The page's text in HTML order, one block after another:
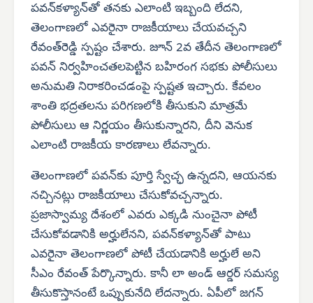
పవన్‌కళ్యాన్‌తో తనకు ఎలాంటి ఇబ్బంది లేదని,
తెలంగాణలో ఎవరైనా రాజకీయాలు చేయవచ్చని
రేవంత్‌రెడ్డి స్పష్టం చేశారు. జూన్ 2వ తేదీన తెలంగాణలో
పవన్ నిర్వహించతలపెట్టిన బహిరంగ సభకు పోలీసులు
అనుమతి నిరాకరించడంపై స్పష్టత ఇచ్చారు. కేవలం
శాంతి భద్రతలను పరిగణలోకి తీసుకుని మాత్రమే
పోలీసులు ఆ నిర్ణయం తీసుకున్నారని, దీని వెనుక
ఎలాంటి రాజకీయ కారణాలు లేవన్నారు.
తెలంగాణలో పవన్‌కు పూర్తి స్వేచ్ఛ ఉన్నదని, ఆయనకు
నచ్చినట్లు రాజకీయాలు చేసుకోవచ్చన్నారు.
ప్రజాస్వామ్య దేశంలో ఎవరు ఎక్కడి నుంచైనా పోటీ
చేసుకోవడానికి అర్హులేనని, పవన్‌కళ్యాన్‌తో పాటు
ఎవరైనా తెలంగాణలో పోటీ చేయడానికి అర్హులే అని
సీఎం రేవంత్ పేర్కొన్నారు. కానీ లా అండ్ ఆర్డర్ సమస్య
తీసుకొస్తానంటే ఒప్పుకునేది లేదన్నారు. ఏపీలో జగన్